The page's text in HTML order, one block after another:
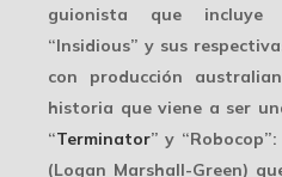
guionista que incluye
“Insidious” y sus
con producción
historia que viene a ser
“Terminator” y
(Logan Marshall-Green)